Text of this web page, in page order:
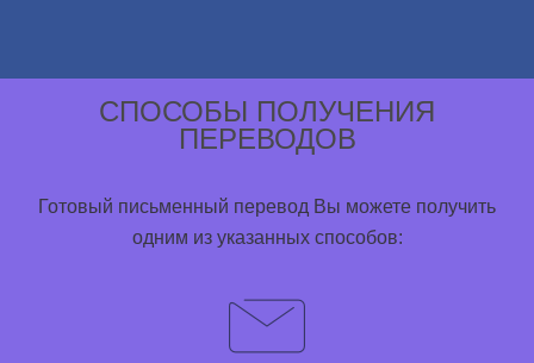
СПОСОБЫ ПОЛУЧЕНИЯ
ПЕРЕВОДОВ
Готовый письменный перевод Вы можете получить
одним из указанных способов: